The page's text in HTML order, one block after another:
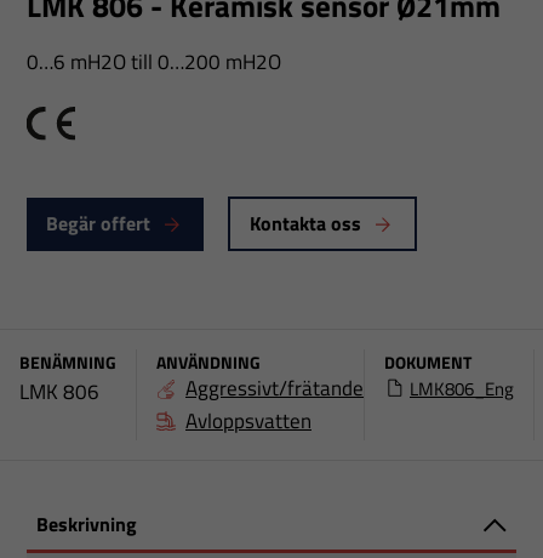
0…6 mH2O till 0…200 mH2O
CE
Begär offert Kontakta oss
BENÄMNING
LMK 806
ANVÄNDNING
Aggressivt/frätande
Avloppsvatten
DOKUMENT
LMK806_Eng
Beskrivning